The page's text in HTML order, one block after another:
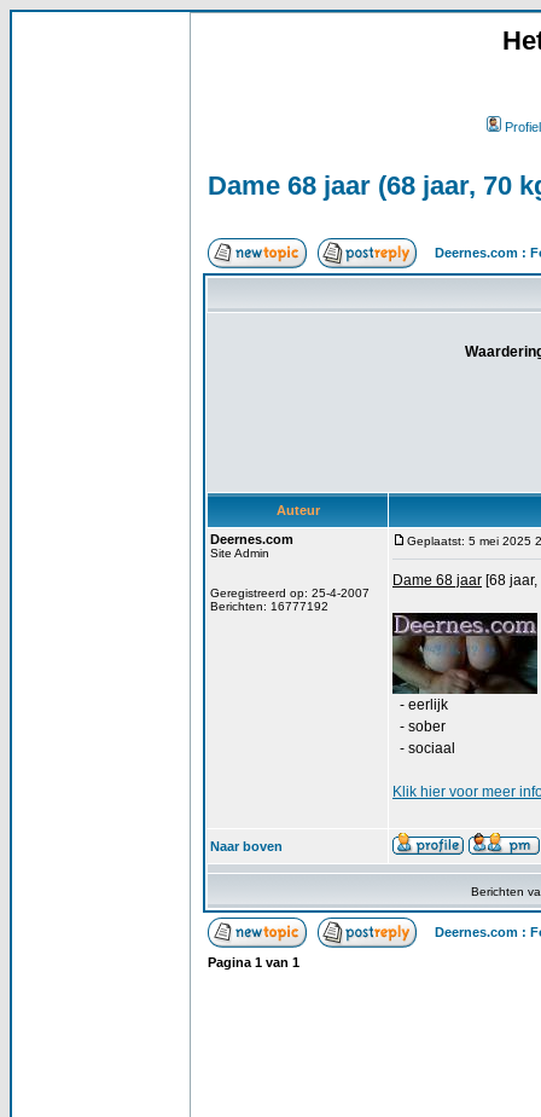
Profiel
Dame 68 jaar (68 jaar, 70
Deernes.com :
Auteur
Deernes.com
Site Admin
Geregistreerd op: 25-4-2007
Berichten: 16777192
Geplaatst: 5 mei 2025
Dame 68 jaar [68
- eerlijk
- sober
- sociaal
Klik hier voor meer
Naar boven
Berichten
Deernes.com :
Pagina 1 van 1